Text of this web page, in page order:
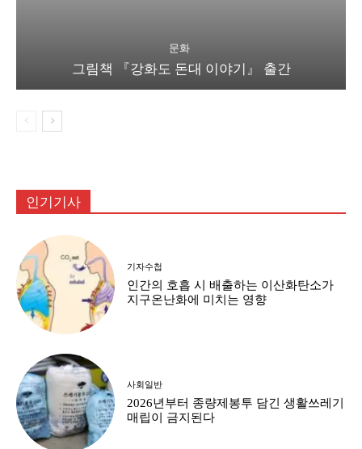
문화
그림책 『강화도 돈대 이야기』 출간
인기기사
기자수첩
인간의 호흡 시 배출하는 이산화탄소가
지구온난화에 미치는 영향
사회일반
2026년부터 종량제봉투 담긴 생활쓰레기
매립이 금지된다